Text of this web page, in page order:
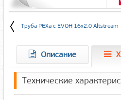
Труба PEXa с EVOH 16х2.0 Altstream
Описание
Технические